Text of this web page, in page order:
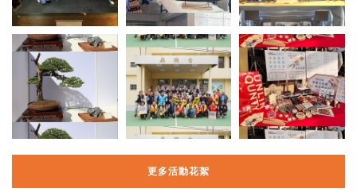
更多活動花絮